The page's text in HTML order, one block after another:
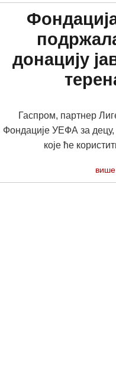
донацију
Гаспром, партнер
Фондације УЕФА за
које ће